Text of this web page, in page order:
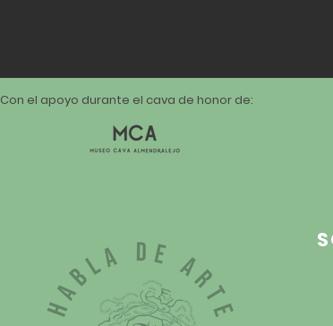
Con el apoyo durante el cava de honor de: